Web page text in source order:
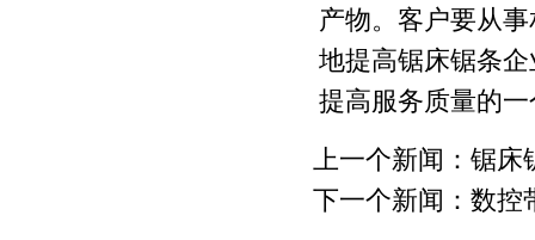
产物。客户要从
地提高锯床锯条
提高服务质量的
上一个新闻：锯床
下一个新闻：数控